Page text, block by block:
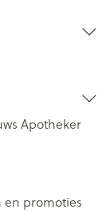
Apotheker
en promoties